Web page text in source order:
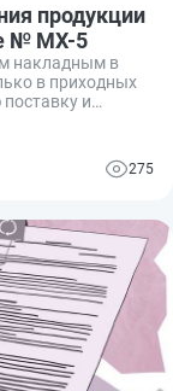
продукции
№ МХ-5
накладным в
в приходных
и
собирает все
как вести275